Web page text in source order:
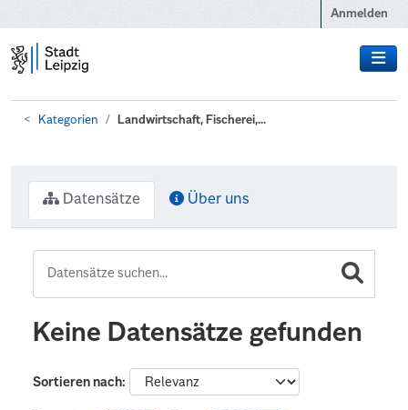
Anmelden
Kategorien Landwirtschaft, Fischerei,...
Datensätze Über uns
Keine Datensätze gefunden
Sortieren nach